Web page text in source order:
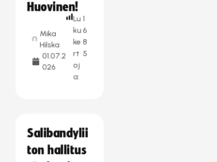
Huovinen!
Mika
Hilska
01.07.2
026
Lu
ku
ke
rt
oj
a:
1
6
8
5
Salibandylii
ton hallitus